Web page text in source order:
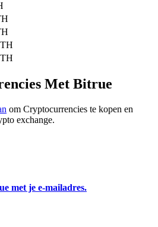
handelsinformatie, enz.
Met Bitrue
om Cryptocurrencies te kopen en
exchange.
met je e-mailadres.